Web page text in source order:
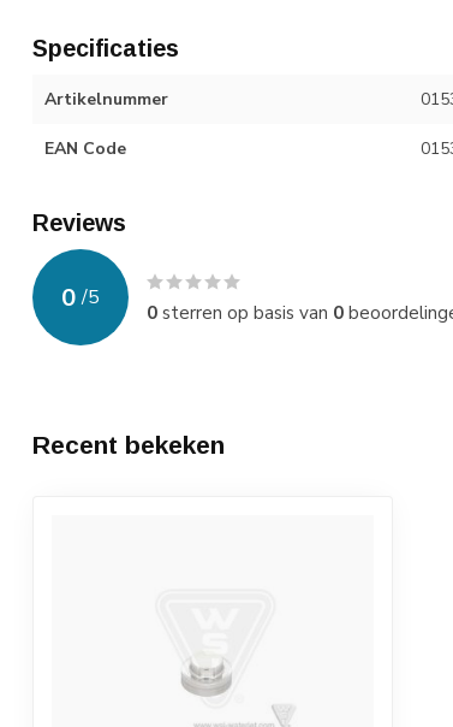
Specificaties
Artikelnummer
EAN Code
Reviews
0 /5
0sterren op basis van 0
Recent bekeken